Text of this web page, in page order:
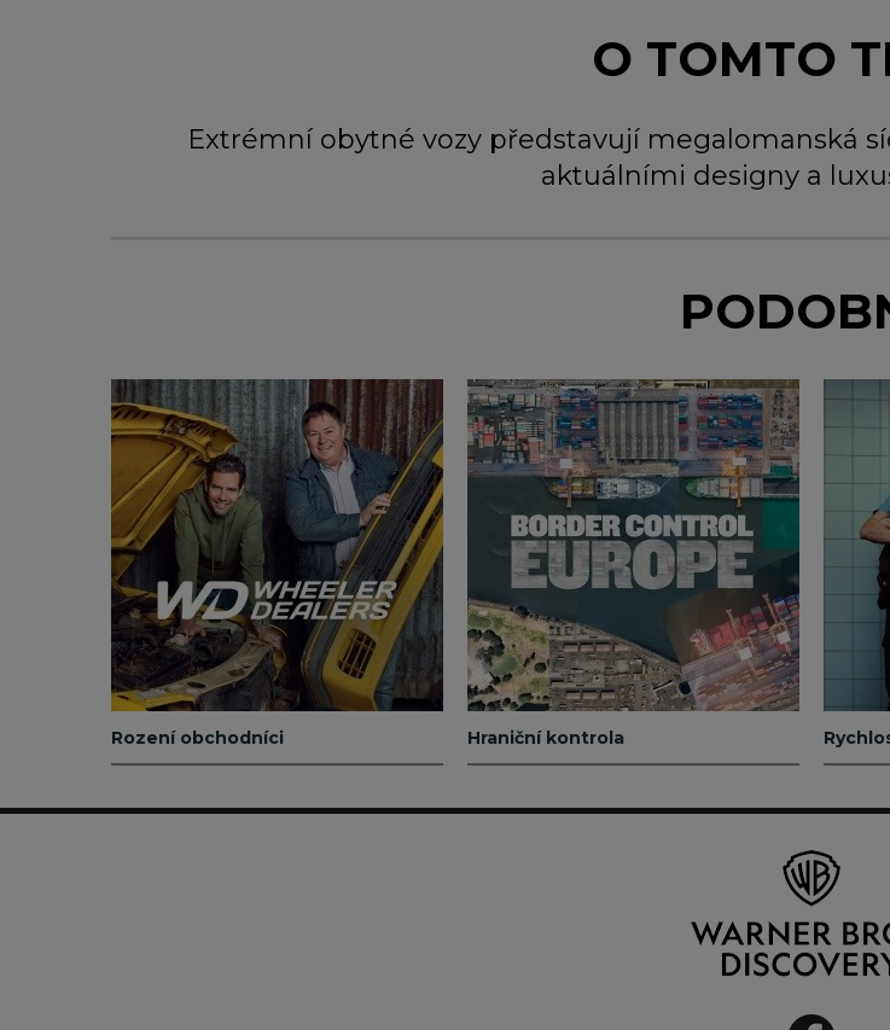
O TOMTO
Extrémní obytné vozy představují megalomanská
aktuálními designy a
Rození obchodníci Hraniční kontrola